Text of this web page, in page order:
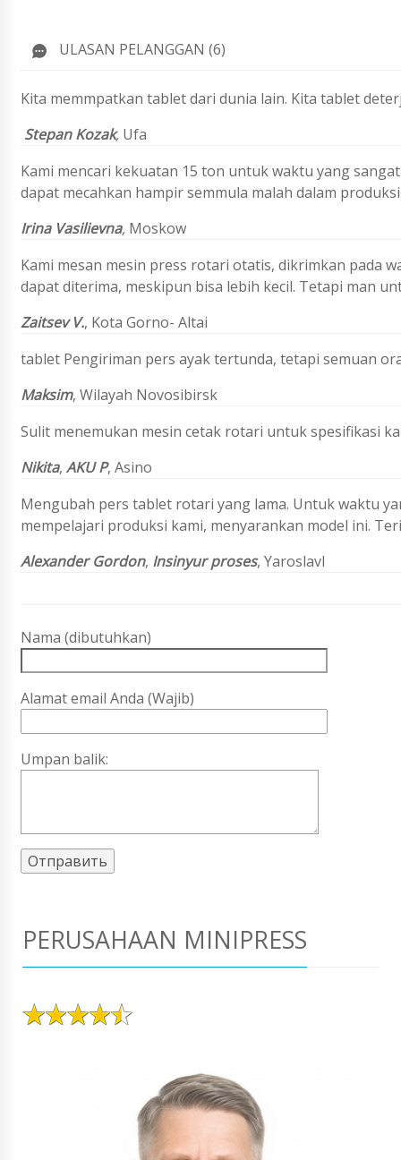
ULASAN PELANGGAN (6)
Kita memmpatkan tablet dari dunia lain. Kita tablet
Stepan Kozak, Ufa
Kami mencari kekuatan 15 ton untuk waktu yang
dapat mecahkan hampir semmula malah dalam
Irina Vasilievna, Moskow
Kami mesan mesin press rotari otatis, dikrimkan pada
dapat diterima, meskipun bisa lebih kecil. Tetapi man
Zaitsev V., Kota Gorno- Altai
tablet Pengiriman pers ayak tertunda, tetapi semuan
Maksim, Wilayah Novosibirsk
Sulit menemukan mesin cetak rotari untuk spesifikasi
Nikita, AKU P, Asino
Mengubah pers tablet rotari yang lama. Untuk waktu
mempelajari produksi kami, menyarankan model ini.
Alexander Gordon, Insinyur proses, Yaroslavl
Nama (dibutuhkan)
Alamat email Anda (Wajib)
Umpan balik:
PERUSAHAAN MINIPRESS